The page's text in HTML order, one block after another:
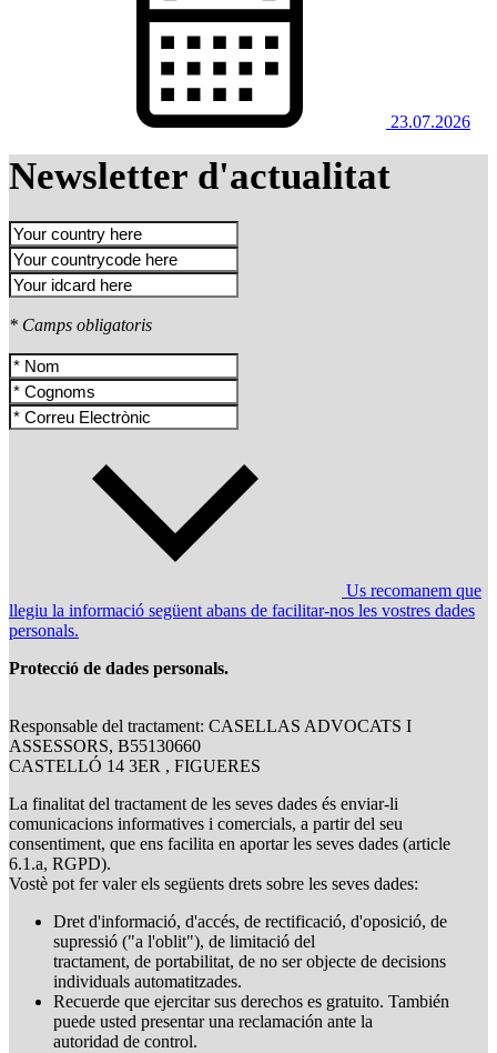
23.07.2026
Newsletter d'actualitat
* Camps obligatoris
Us recomanem que
llegiu la informació següent abans de facilitar-nos les vostres dades
personals.
Protecció de dades personals.
Responsable del tractament: CASELLAS ADVOCATS I
ASSESSORS, B55130660
CASTELLÓ 14 3ER , FIGUERES
La finalitat del tractament de les seves dades és enviar-li
comunicacions informatives i comercials, a partir del seu
consentiment, que ens facilita en aportar les seves dades (article
6.1.a, RGPD).
Vostè pot fer valer els següents drets sobre les seves dades:
Dret d'informació, d'accés, de rectificació, d'oposició, de
supressió ("a l'oblit"), de limitació del
tractament, de portabilitat, de no ser objecte de decisions
individuals automatitzades.
Recuerde que ejercitar sus derechos es gratuito. También
puede usted presentar una reclamación ante la
autoridad de control.